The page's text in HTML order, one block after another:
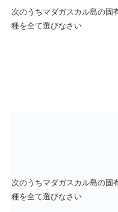
次のうちマダガスカル島の固
種を全て選びなさい
次のうちマダガスカル島の固
種を全て選びなさい